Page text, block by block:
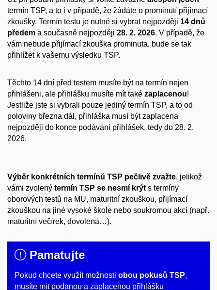
termín TSP, a to i v případě, že žádáte o prominutí přijímací
zkoušky. Termín testu je nutné si vybrat nejpozději 14 dnů
předem a současně nejpozději 28. 2. 2026. V případě, že
vám nebude přijímací zkouška prominuta, bude se tak
přihlížet k vašemu výsledku TSP.
Těchto 14 dní před testem musíte být na termín nejen
přihlášeni, ale přihlášku musíte mít také zaplacenou!
Jestliže jste si vybrali pouze jediný termín TSP, a to od
poloviny března dál, přihláška musí být zaplacena
nejpozději do konce podávání přihlášek, tedy do 28. 2.
2026.
Výběr konkrétních termínů TSP pečlivě zvažte, jelikož
vámi zvolený termín TSP se nesmí krýts termíny
oborových testů na MU, maturitní zkouškou, přijímací
zkouškou na jiné vysoké škole nebo soukromou akcí (např.
maturitní večírek, dovolená…).
Pamatujte
Pokud chcete využít možnosti obou pokusů TSP,
musíte mít podanou a zaplacenou přihlášku